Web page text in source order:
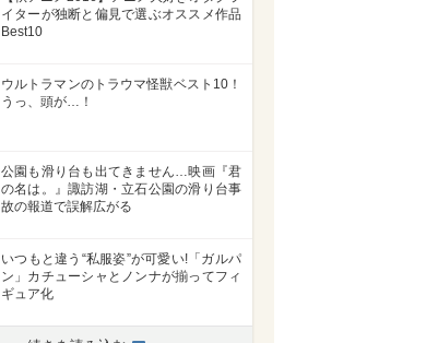
イターが独断と偏見で選ぶオススメ作品
Best10
ウルトラマンのトラウマ怪獣ベスト10！
うっ、頭が…！
公園も滑り台も出てきません…映画『君
の名は。』諏訪湖・立石公園の滑り台事
故の報道で誤解広がる
いつもと違う“私服姿”が可愛い!「ガルパ
ン」カチューシャとノンナが揃ってフィ
ギュア化